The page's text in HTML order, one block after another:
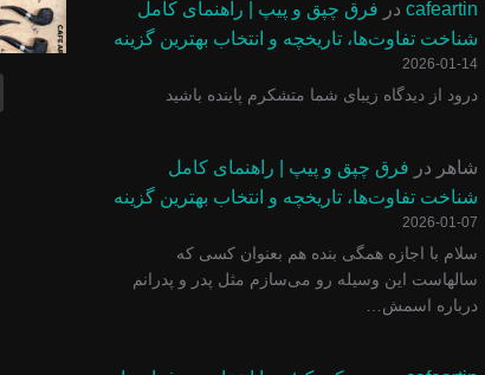
cafeartin در فرق چپق و پیپ | راهنمای کامل
شناخت تفاوت‌ها، تاریخچه و انتخاب بهترین گزینه
2026-01-14
درود از دیدگاه زیبای شما متشکرم پاینده باشید
شاهر در فرق چپق و پیپ | راهنمای کامل
شناخت تفاوت‌ها، تاریخچه و انتخاب بهترین گزینه
2026-01-07
سلام با اجازه همگی بنده هم بعنوان کسی که
سالهاست این وسیله رو می‌سازم مثل پدر و پدرانم
درباره اسمش…